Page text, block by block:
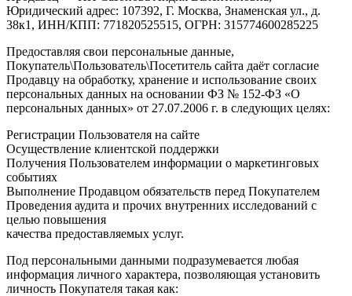
Юридический адрес: 107392, Г. Москва, Знаменская ул., д.
38к1, ИНН/КПП: 771820525515, ОГРН: 315774600285225
Предоставляя свои персональные данные,
Покупатель\Пользователь\Посетитель сайта даёт согласие
Продавцу на обработку, хранение и использование своих
персональных данных на основании ФЗ № 152-ФЗ «О
персональных данных» от 27.07.2006 г. в следующих целях:
Регистрации Пользователя на сайте
Осуществление клиентской поддержки
Получения Пользователем информации о маркетинговых
событиях
Выполнение Продавцом обязательств перед Покупателем
Проведения аудита и прочих внутренних исследований с
целью повышения
качества предоставляемых услуг.
Под персональными данными подразумевается любая
информация личного характера, позволяющая установить
личность Покупателя такая как: